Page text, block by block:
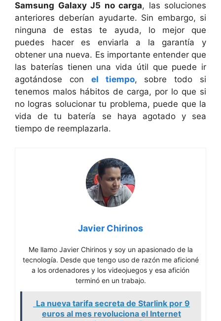
Samsung Galaxy J5 no carga, las soluciones
anteriores deberían ayudarte. Sin embargo, si
ninguna de estas te ayuda, lo mejor que
puedes hacer es enviarla a la garantía y
obtener una nueva. Es importante entender que
las baterías tienen una vida útil que puede ir
agotándose con el tiempo, sobre todo si
tenemos malos hábitos de carga, por lo que si
no logras solucionar tu problema, puede que la
vida de tu batería se haya agotado y sea
tiempo de reemplazarla.
Javier Chirinos
Me llamo Javier Chirinos y soy un apasionado de la
tecnología. Desde que tengo uso de razón me aficioné
a los ordenadores y los videojuegos y esa afición
terminó en un trabajo.
La nueva tarifa secreta de Starlink por 9
euros al mes revoluciona el Internet